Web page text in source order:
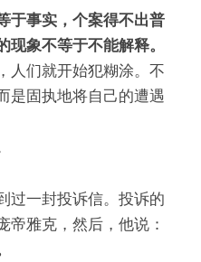
于事实，个案得不出普
现象不等于不能解释。
人们就开始犯糊涂。不
是固执地将自己的遭遇
过一封投诉信。投诉的
帝雅克，然后，他说：